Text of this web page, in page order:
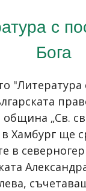
с
Бога
"Литература
„Св.
в Хамбург ще
в